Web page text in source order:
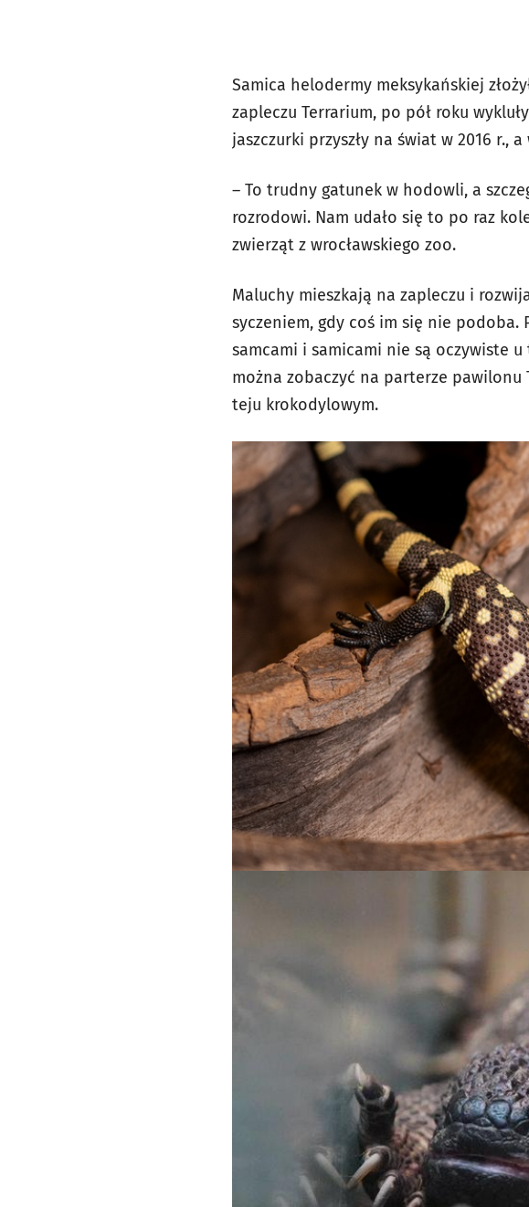
Samica helodermy meksykańskiej
zapleczu Terrarium, po pół roku
jaszczurki przyszły na świat w 2016 r.,
– To trudny gatunek w hodowli, a
rozrodowi. Nam udało się to po raz
zwierząt z wrocławskiego zoo.
Maluchy mieszkają na zapleczu i
syczeniem, gdy coś im się nie podoba.
samcami i samicami nie są oczywiste
można zobaczyć na parterze
teju krokodylowym.